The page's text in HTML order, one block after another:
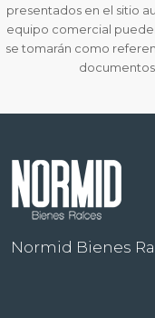
presentados en el sitio
equipo comercial
se tomarán como
Normid Bienes